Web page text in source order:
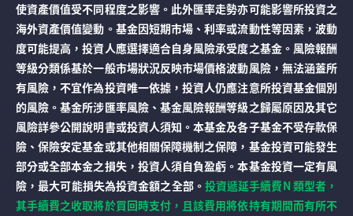
使資產價值受不同程度之影響。此外匯率走勢亦可能影響所投資之
海外資產價值變動。基金因短期市場、利率或流動性等因素，波動
度可能提高，投資人應選擇適合自身風險承受度之基金。風險報酬
等級分類係基於一般市場狀況反映市場價格波動風險，無法涵蓋所
有風險，不宜作為投資唯一依據，投資人仍應注意所投資基金個別
的風險。基金所涉匯率風險、基金風險報酬等級之歸屬原因及其它
風險詳參公開說明書或投資人須知。本基金及各子基金不受存款保
險、保險安定基金或其他相關保障機制之保障，基金投資可能發生
部分或全部本金之損失，投資人須自負盈虧。本基金投資一定有風
險，最大可能損失為投資金額之全部。 投資遞延手續費N 類型者，
其手續費之收取將於買回時支付，且該費用將依持有期間而有所不